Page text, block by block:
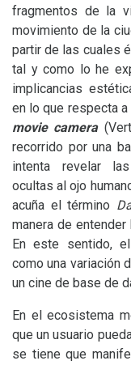
fragmentos de la
movimiento de la
partir de las cuales
tal y como lo he
implicancias
en lo que respecta
movie camera
recorrido por una
intenta revelar
ocultas al ojo
acuña el término
manera de
En este sentido,
como una variación
un cine de base de
En el ecosistema
que un usuario
se tiene que